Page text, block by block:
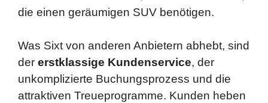
die einen geräumigen SUV benötigen.
Was Sixt von anderen Anbietern abhebt, sind
der erstklassige Kundenservice, der
unkomplizierte Buchungsprozess und die
attraktiven Treueprogramme. Kunden heben